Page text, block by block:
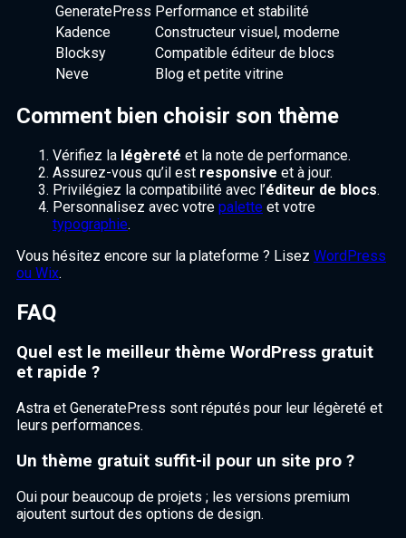
GeneratePress Performance et stabilité
Kadence
Constructeur visuel, moderne
Blocksy
Compatible éditeur de blocs
Neve
Blog et petite vitrine
Comment bien choisir son thème
Vérifiez la légèreté et la note de performance.
Assurez-vous qu’il est responsive et à jour.
Privilégiez la compatibilité avec l’éditeur de blocs.
Personnalisez avec votre palette et votre
typographie.
Vous hésitez encore sur la plateforme ? Lisez WordPress
ou Wix.
FAQ
Quel est le meilleur thème WordPress gratuit
et rapide ?
Astra et GeneratePress sont réputés pour leur légèreté et
leurs performances.
Un thème gratuit suffit-il pour un site pro ?
Oui pour beaucoup de projets ; les versions premium
ajoutent surtout des options de design.